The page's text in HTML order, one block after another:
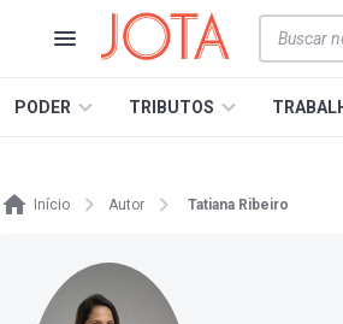
PODER TRIBUTOS
Início Autor Tatiana Ribeiro